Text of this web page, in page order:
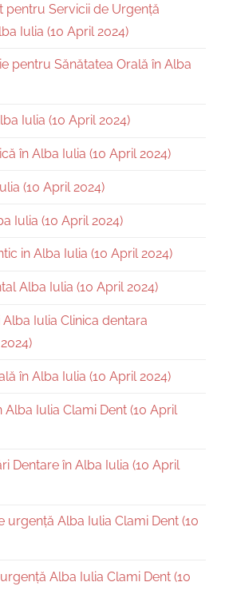
pentru Servicii de Urgență
Iulia (10 April 2024)
pentru Sănătatea Orală în Alba
Iulia (10 April 2024)
în Alba Iulia (10 April 2024)
(10 April 2024)
Iulia (10 April 2024)
in Alba Iulia (10 April 2024)
Alba Iulia (10 April 2024)
Iulia Clinica dentara
în Alba Iulia (10 April 2024)
Alba Iulia Clami Dent (10 April
Dentare în Alba Iulia (10 April
urgență Alba Iulia Clami Dent (10
Alba Iulia Clami Dent (10